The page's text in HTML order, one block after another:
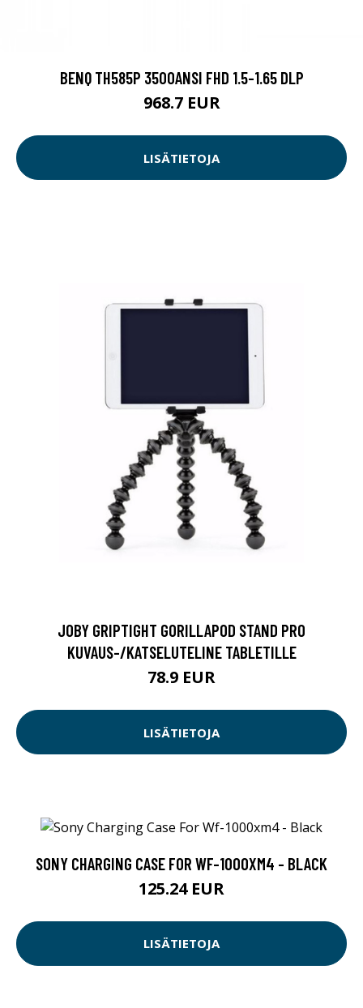
BENQ TH585P 3500ANSI FHD 1.5-1.65 DLP
968.7 EUR
LISÄTIETOJA
JOBY GRIPTIGHT GORILLAPOD STAND PRO
KUVAUS-/KATSELUTELINE TABLETILLE
78.9 EUR
LISÄTIETOJA
SONY CHARGING CASE FOR WF-1000XM4 - BLACK
125.24 EUR
LISÄTIETOJA